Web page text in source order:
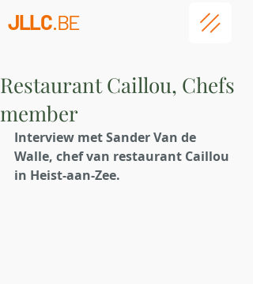
JLLC.BE
Restaurant Caillou, Chefs
member
Interview met Sander Van de
Walle, chef van restaurant Caillou
in Heist-aan-Zee.